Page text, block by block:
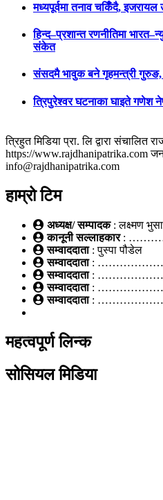
मध्यपूर्वमा तनाव चर्किँदै, इजरायल
हिन्द–प्रशान्त रणनीतिमा
संकेत
संसदमै भावुक बने गृहमन्त्री
त्रिपुरेश्वर घटनाका घाइते गणेश
त्रिहुत मिडिया प्रा. लि द्वारा संचालित
https://www.rajdhanipatrika.com
info@rajdhanipatrika.com
हाम्रो टिम
अध्यक्ष/ सम्पादक: लक्ष्मण
कानूनी सल्लाहकार :
सम्वाददाता: पुस्पा पौडेल
सम्वाददाता :
सम्वाददाता: ………………
सम्वाददाता:
सम्वाददाता: ………………
महत्वपूर्ण लिन्क
सोसियल मिडिया